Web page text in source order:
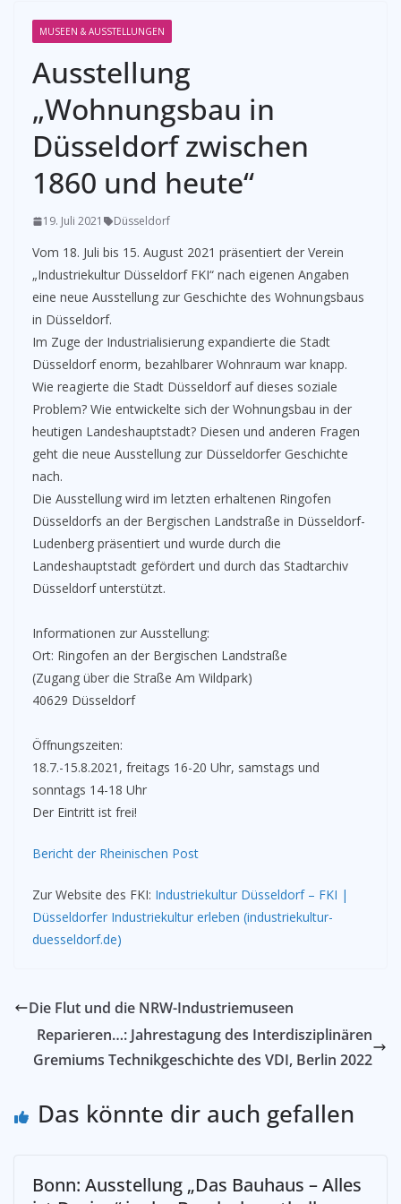
MUSEEN & AUSSTELLUNGEN
Ausstellung
„Wohnungsbau in
Düsseldorf zwischen
1860 und heute“
19. Juli 2021 Düsseldorf
Vom 18. Juli bis 15. August 2021 präsentiert der Verein
„Industriekultur Düsseldorf FKI“ nach eigenen Angaben
eine neue Ausstellung zur Geschichte des Wohnungsbaus
in Düsseldorf.
Im Zuge der Industrialisierung expandierte die Stadt
Düsseldorf enorm, bezahlbarer Wohnraum war knapp.
Wie reagierte die Stadt Düsseldorf auf dieses soziale
Problem? Wie entwickelte sich der Wohnungsbau in der
heutigen Landeshauptstadt? Diesen und anderen Fragen
geht die neue Ausstellung zur Düsseldorfer Geschichte
nach.
Die Ausstellung wird im letzten erhaltenen Ringofen
Düsseldorfs an der Bergischen Landstraße in Düsseldorf-
Ludenberg präsentiert und wurde durch die
Landeshauptstadt gefördert und durch das Stadtarchiv
Düsseldorf unterstützt.
Informationen zur Ausstellung:
Ort: Ringofen an der Bergischen Landstraße
(Zugang über die Straße Am Wildpark)
40629 Düsseldorf
Öffnungszeiten:
18.7.-15.8.2021, freitags 16-20 Uhr, samstags und
sonntags 14-18 Uhr
Der Eintritt ist frei!
Bericht der Rheinischen Post
Zur Website des FKI: Industriekultur Düsseldorf – FKI |
Düsseldorfer Industriekultur erleben (industriekultur-
duesseldorf.de)
Die Flut und die NRW-Industriemuseen
Reparieren…: Jahrestagung des Interdisziplinären
Gremiums Technikgeschichte des VDI, Berlin 2022
Das könnte dir auch gefallen
Bonn: Ausstellung „Das Bauhaus – Alles